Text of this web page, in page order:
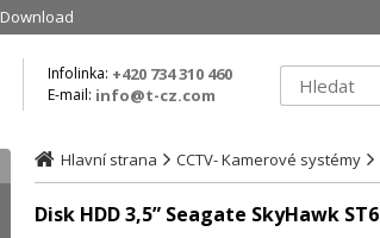
Download
Infolinka: +420 734 310 460
E-mail: info@t-cz.com
Hlavní strana CCTV- Kamerové systémy
Disk HDD 3,5” Seagate SkyHawk